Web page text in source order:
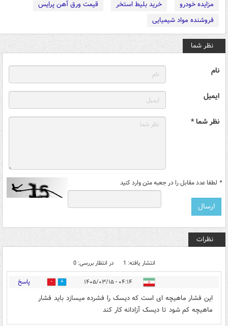
مزایده خودرو
خرید بلیط استخر
قیمت ورق آهن پرایس
فروشنده مواد شیمیایی
نظر شما
نام
ایمیل
نظر شما *
* لطفا عدد مقابل را در جعبه متن وارد کنید
نظرات
انتشار یافته: 1 در انتظار بررسی: 0
۰۴:۱۴ - ۱۴۰۵/۰۳/۱۵ 1 پاسخ
این فشار ماهیچه ای است که دیسک را فشرده میسازد باید فشار
ماهیچه کم شود تا دیسک آزادانه کار کند